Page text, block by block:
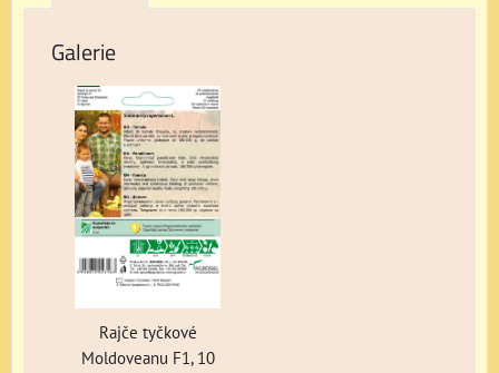
Galerie
Rajče tyčkové
Moldoveanu F1, 10